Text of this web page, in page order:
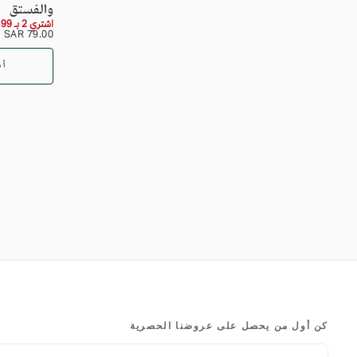
والفستق
اشتري 2 بـ 99
79.00
SAR
السعر
العادي
79.00 SAR
كن أول من يحصل على عروضنا الحصرية